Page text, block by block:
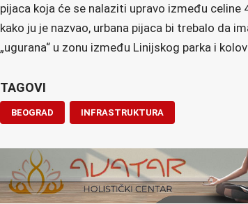
pijaca koja će se nalaziti upravo između celine
kako ju je nazvao, urbana pijaca bi trebalo da
„ugurana“ u zonu između Linijskog parka i
TAGOVI
BEOGRAD INFRASTRUKTURA